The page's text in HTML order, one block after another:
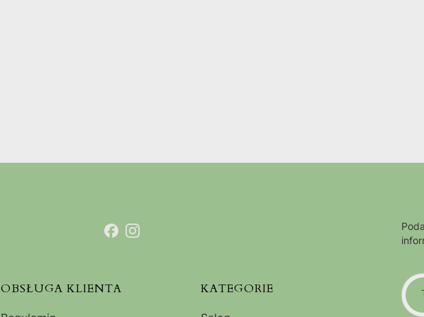
OBSŁUGA KLIENTA KATEGORIE